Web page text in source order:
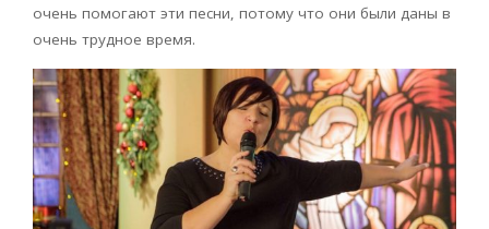
очень помогают эти песни, потому что они были даны в
очень трудное время.